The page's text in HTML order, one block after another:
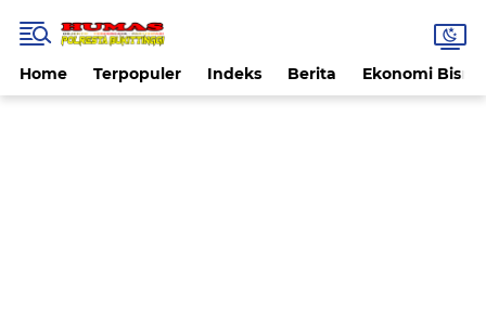
Home Terpopuler Indeks Berita Ekonomi Bisnis